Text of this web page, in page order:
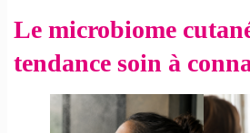
Le microbiome
tendance soin à